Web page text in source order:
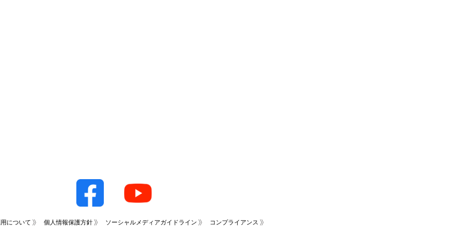
について 個人情報保護方針 ソーシャルメディアガイドライン コンプライアンス